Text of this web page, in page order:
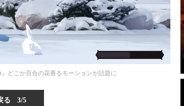
どこか百合の花香るモーションが話題に
る 3/5